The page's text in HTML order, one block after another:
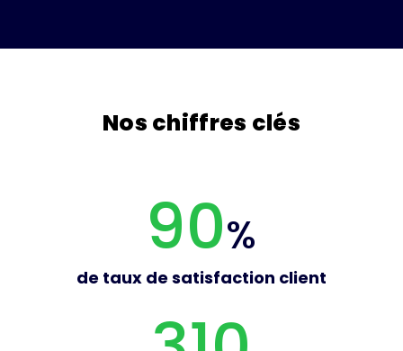
Nos chiffres clés
90%
de taux de satisfaction client